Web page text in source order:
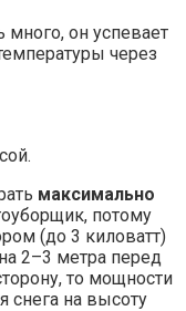
много, он успевает
через
максимально
потому
(до 3 киловатт)
2–3 метра перед
то мощности
снега на высоту